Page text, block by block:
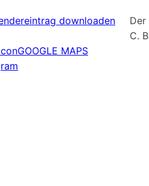
downloaden
Der
C.
GOOGLE MAPS